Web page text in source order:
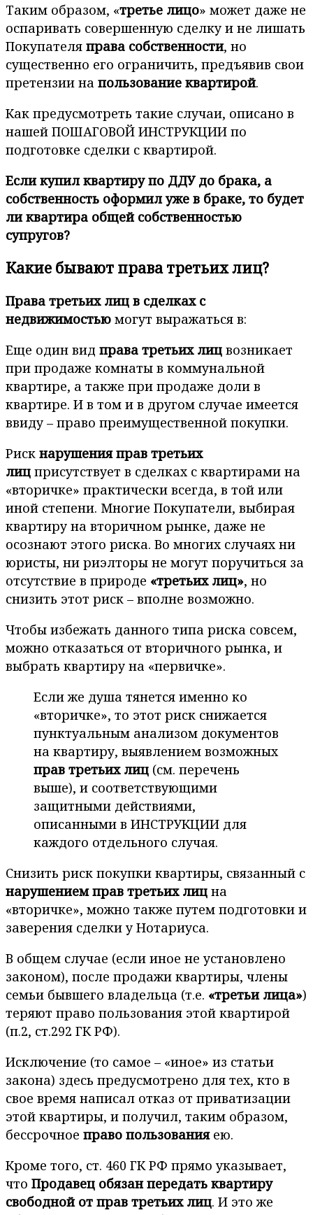
Таким образом, «третье лицо» может даже не
оспаривать совершенную сделку и не лишать
Покупателя права собственности, но
существенно его ограничить, предъявив свои
претензии на пользование квартирой.
Как предусмотреть такие случаи, описано в
нашей ПОШАГОВОЙ ИНСТРУКЦИИ по
подготовке сделки с квартирой.
Если купил квартиру по ДДУ до брака, а
собственность оформил уже в браке, то будет
ли квартира общей собственностью
супругов?
Какие бывают права третьих лиц?
Права третьих лиц в сделках с
недвижимостью могут выражаться в:
Еще один вид права третьих лиц возникает
при продаже комнаты в коммунальной
квартире, а также при продаже доли в
квартире. И в том и в другом случае имеется
ввиду – право преимущественной покупки.
Риск нарушения прав третьих
лиц присутствует в сделках с квартирами на
«вторичке» практически всегда, в той или
иной степени. Многие Покупатели, выбирая
квартиру на вторичном рынке, даже не
осознают этого риска. Во многих случаях ни
юристы, ни риэлторы не могут поручиться за
отсутствие в природе «третьих лиц», но
снизить этот риск – вполне возможно.
Чтобы избежать данного типа риска совсем,
можно отказаться от вторичного рынка, и
выбрать квартиру на «первичке».
Если же душа тянется именно ко
«вторичке», то этот риск снижается
пунктуальным анализом документов
на квартиру, выявлением возможных
прав третьих лиц (см. перечень
выше), и соответствующими
защитными действиями,
описанными в ИНСТРУКЦИИ для
каждого отдельного случая.
Снизить риск покупки квартиры, связанный с
нарушением прав третьих лиц на
«вторичке», можно также путем подготовки и
заверения сделки у Нотариуса.
В общем случае (если иное не установлено
законом), после продажи квартиры, члены
семьи бывшего владельца (т.е. «третьи лица»)
теряют право пользования этой квартирой
(п.2, ст.292 ГК РФ).
Исключение (то самое – «иное» из статьи
закона) здесь предусмотрено для тех, кто в
свое время написал отказ от приватизации
этой квартиры, и получил, таким образом,
бессрочное право пользованияею.
Кроме того, ст. 460 ГК РФ прямо указывает,
что Продавец обязан передать квартиру
свободной от прав третьих лиц. И это же